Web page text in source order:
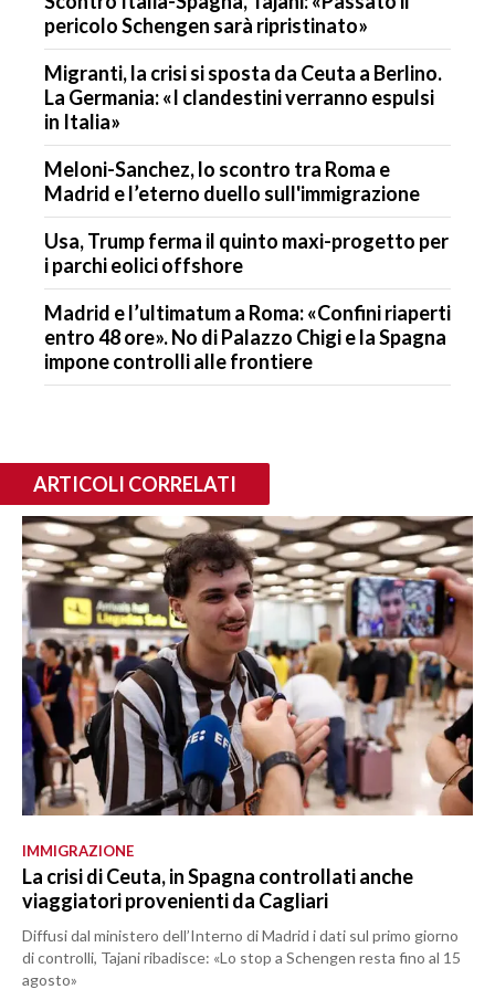
pericolo Schengen sarà ripristinato»
Migranti, la crisi si sposta da Ceuta a Berlino.
La Germania: «I clandestini verranno espulsi
in Italia»
Meloni-Sanchez, lo scontro tra Roma e
Madrid e l’eterno duello sull'immigrazione
Usa, Trump ferma il quinto maxi-progetto per
i parchi eolici offshore
Madrid e l’ultimatum a Roma: «Confini riaperti
entro 48 ore». No di Palazzo Chigi e la Spagna
impone controlli alle frontiere
ARTICOLI CORRELATI
IMMIGRAZIONE
La crisi di Ceuta, in Spagna controllati anche
viaggiatori provenienti da Cagliari
Diffusi dal ministero dell’Interno di Madrid i dati sul primo giorno
di controlli, Tajani ribadisce: «Lo stop a Schengen resta fino al 15
agosto»